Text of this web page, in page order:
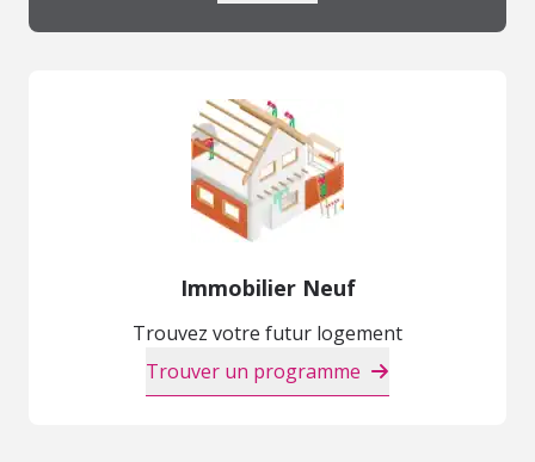
Immobilier Neuf
Trouvez votre futur logement
Trouver un programme